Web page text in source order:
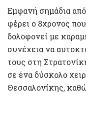
Εμφανή σημάδια
φέρει ο 8χρονος
δολοφονεί με
συνέχεια να
τους στη
σε ένα δύσκολο
Θεσσαλονίκης,